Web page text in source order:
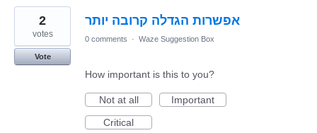
אפשרות הגדלה קרובה יותר 2
votes
Vote
0 comments · Waze Suggestion Box
How important is this to you?
Not at all
Important
Critical